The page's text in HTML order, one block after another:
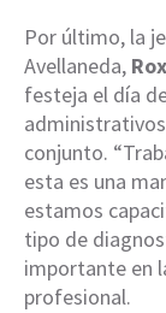
Por último, la
Avellaneda,
festeja el día
conjunto.
esta es una
estamos
tipo de
importante en
profesional.